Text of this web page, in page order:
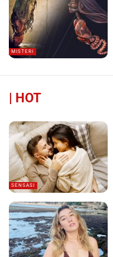
MISTERI
| HOT
SENSASI